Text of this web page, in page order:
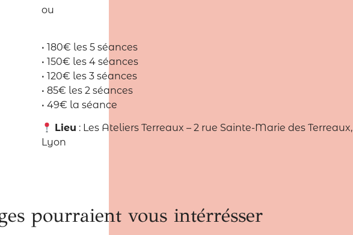
ou
• 180€ les 5 séances
• 150€ les 4 séances
• 120€ les 3 séances
• 85€ les 2 séances
• 49€ la séance
Lieu : Les Ateliers Terreaux – 2 rue Sainte-Marie des Terreaux,
Lyon
pourraient vous intérrésser